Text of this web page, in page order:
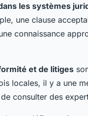
les systèmes
une clause
connaissance
et de litiges
locales, il y a une
consulter des